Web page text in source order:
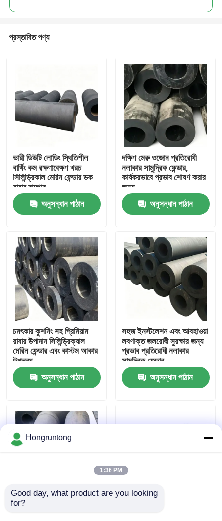
পণ্য
ভিডিও
আমাদের সম্পর্কে
কারখানা ভ্রমণ
গুণমান নিয়ন্ত্রণ
উদ্ধৃতির জন্য আবেদন
ডক রাবার ফেন্ডার
প্রস্তাবিত পণ্য
ভারী ডিউটি লোডিং স্থিতিশীল
বার্থিং কম রক্ষণাবেক্ষণ খরচ
সিলিন্ড্রিকাল মেরিন ফেন্ডার ডক
রাবার বাম্পার
অনুসন্ধান পাঠান
দক্ষিণ মেরু ওজোন প্রতিরোধী
নলাকার সামুদ্রিক ফেন্ডার,
কার্যকরভাবে প্রভাব শোষণ করার
জন্য
অনুসন্ধান পাঠান
চমৎকার কুশনিং সহ প্রিমিয়াম
রাবার উপাদান সিলিন্ড্রিক্যাল
মেরিন ফেন্ডার এবং কাস্টম আকার
উপলব্ধ
অনুসন্ধান পাঠান
সহজ ইনস্টলেশন এবং আবহাওয়া
লবণাক্ত জলরোধী সুরক্ষার জন্য
প্রভাব প্রতিরোধী নলাকার
সামুদ্রিক ফেন্ডার
অনুসন্ধান পাঠান
উচ্চ শক্তি শোষণ কম প্রতিক্রিয়া
Hongruntong
1:36 PM
Good day, what product are you looking
for?